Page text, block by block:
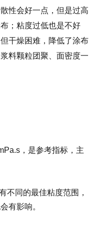
性会好一点，但是过高
；粘度过低也是不好
干燥困难，降低了涂布
料颗粒团聚、面密度一
，是参考指标，主
不同的最佳粘度范围，
有影响。